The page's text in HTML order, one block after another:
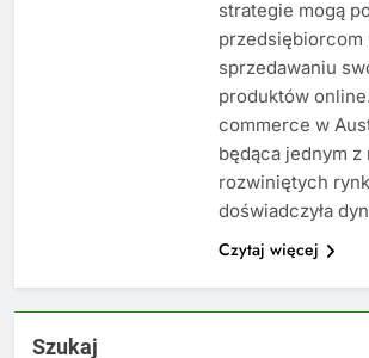
strategie mogą
przedsiębiorcom
sprzedawaniu
produktów
commerce w
będąca jednym z
rozwiniętych
doświadczyła
Czytaj więcej
Szukaj